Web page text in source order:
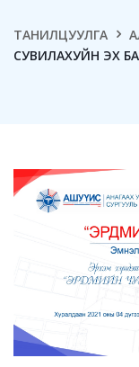
ТАНИЛЦУУЛГА
СУВИЛАХУЙН ЭХ